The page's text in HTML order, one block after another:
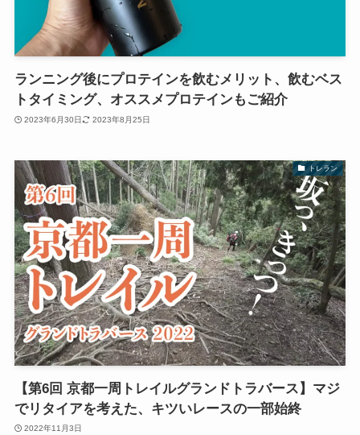
ランニング後にプロテインを飲むメリット、飲むベス
トタイミング、オススメプロテインもご紹介
2023年6月30日 2023年8月25日
トレラン
【第6回 京都一周トレイルグランドトラバース】マジ
でリタイアを考えた、キツいレースの一部始終
2022年11月3日